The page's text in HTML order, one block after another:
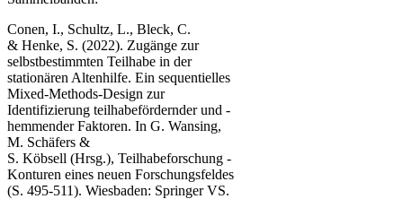
Conen, I., Schultz, L., Bleck, C.
& Henke, S. (2022). Zugänge zur
selbstbestimmten Teilhabe in der
stationären Altenhilfe. Ein sequentielles
Mixed-Methods-Design zur
Identifizierung teilhabefördernder und -
hemmender Faktoren. In G. Wansing,
M. Schäfers &
S. Köbsell (Hrsg.), Teilhabeforschung -
Konturen eines neuen Forschungsfeldes
(S. 495-511). Wiesbaden: Springer VS.